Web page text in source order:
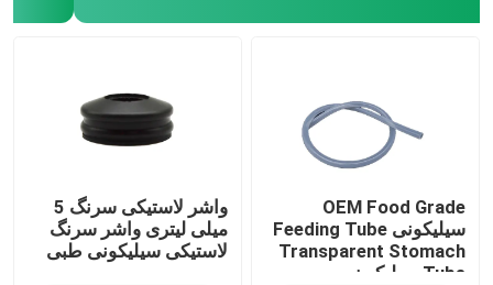
لوله زهکشی
لوله تزریق
OEM Food Grade
سیلیکونی Feeding Tube
Transparent Stomach
Tube سیلیکون
واشر لاستیکی سرنگ 5
میلی لیتری واشر سرنگ
لاستیکی سیلیکونی طبی